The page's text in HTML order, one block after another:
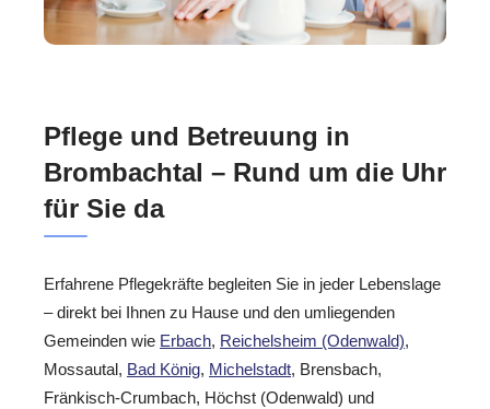
Pflege und Betreuung in
Brombachtal – Rund um die Uhr
für Sie da
Erfahrene Pflegekräfte begleiten Sie in jeder Lebenslage
– direkt bei Ihnen zu Hause und den umliegenden
Gemeinden wie Erbach, Reichelsheim (Odenwald),
Mossautal, Bad König, Michelstadt, Brensbach,
Fränkisch-Crumbach, Höchst (Odenwald) und